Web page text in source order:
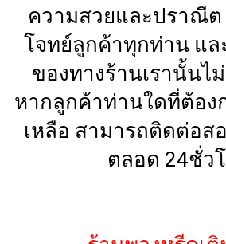
ความสวยและปราณี
โจทย์ลูกค้าทุกท่าน แล
ของทางร้านเรานั้นไ
หากลูกค้าท่านใดที่ต้อง
เหลือ สามารถติดต่อส
ตลอด 24ชั่ว